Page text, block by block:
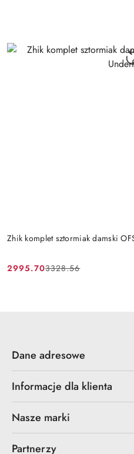
Zhik komplet sztormiak damski
Cena
2995.70
Cena
3328.56
Dane adresowe
Informacje dla klienta
Nasze marki
Partnerzy